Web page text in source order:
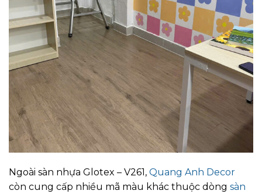
Ngoài sàn nhựa Glotex – V261, Quang Anh Decor
còn cung cấp nhiều mã màu khác thuộc dòng sàn